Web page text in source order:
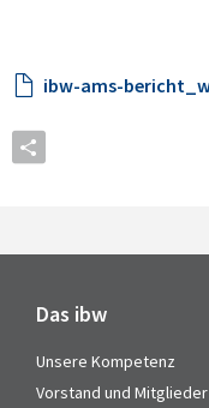
ibw-ams-
Das ibw
Unsere Kompetenz
Vorstand und Mitglieder